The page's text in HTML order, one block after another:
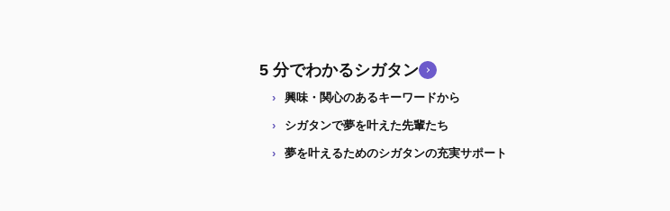
5 分でわかるシガタン
興味・関心のあるキーワードから
シガタンで夢を叶えた先輩たち
夢を叶えるためのシガタンの充実サポート